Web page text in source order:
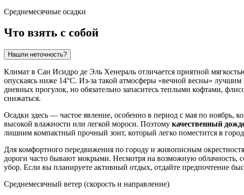
Среднемесячные осадки
Что взять с собой
Нашли неточность?
Климат в Сан Исидро де Эль Хенераль отличается приятной
опускаясь ниже 14°C. Из-за такой атмосферы «вечной весны»
дневных прогулок, но обязательно запаситесь теплыми кофтами,
снижаться.
Осадки здесь — частое явление, особенно в период с мая по ноябрь,
высокой влажности или легкой мороси. Поэтому качественный
лишним компактный прочный зонт, который легко поместится в
Для комфортного передвижения по городу и живописным
дороги часто бывают мокрыми. Несмотря на возможную облачность,
убор. Если вы планируете активный отдых, отдайте предпочтение
Среднемесячный ветер (скорость и направление)